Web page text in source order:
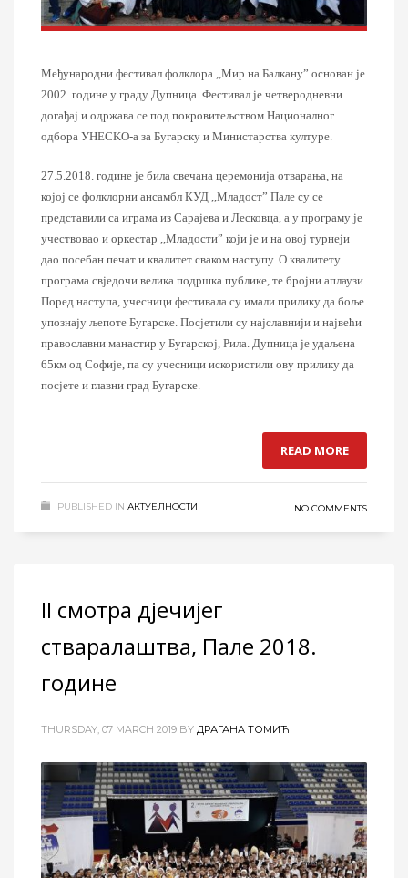
Међународни фестивал фолклора ,,Мир на Балкану” основан је
2002. године у граду Дупница. Фестивал је четверодневни
догађај и одржава се под покровитељством Националног
одбора УНЕСKО-а за Бугарску и Министарства културе.
27.5.2018. године је била свечана церемонија отварања, на
којој се фолклорни ансамбл КУД ,,Младост” Пале су се
представили са играма из Сарајева и Лесковца, а у програму је
учествовао и оркестар ,,Младости” који је и на овој турнеји
дао посебан печат и квалитет сваком наступу. О квалитету
програма свједочи велика подршка публике, те бројни аплаузи.
Поред наступа, учесници фестивала су имали прилику да боље
упознају љепоте Бугарске. Посјетили су најславнији и највећи
православни манастир у Бугарској, Рила. Дупница је удаљена
65км од Софије, па су учесници искористили ову прилику да
посјете и главни град Бугарске.
READ MORE
PUBLISHED IN АКТУЕЛНОСТИ NO COMMENTS
II смотра дјечијег
стваралаштва, Пале 2018.
године
THURSDAY, 07 MARCH 2019 BY ДРАГАНА ТОМИЋ